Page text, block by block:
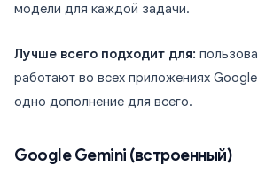
модели для каждой задачи.
Лучше всего подходит для:
работают во всех приложениях
одно дополнение для всего.
Google Gemini (встроенный)